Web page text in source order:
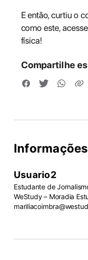
E então, curtiu o
como este, acesse
física!
Compartilhe
Usuario2
Estudante de
WeStudy – Moradia